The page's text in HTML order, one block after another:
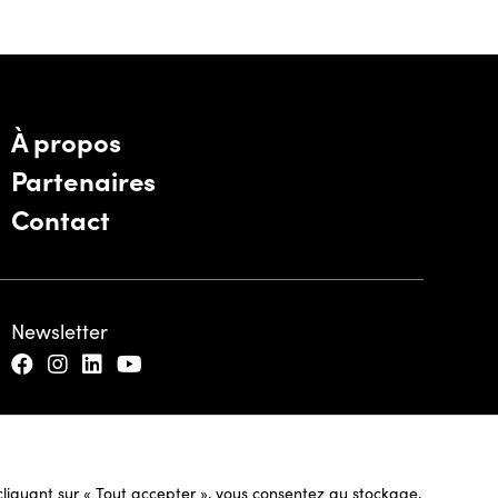
sur « Tout accepter », vous consentez au stockage,
À propos
Partenaires
Contact
Newsletter